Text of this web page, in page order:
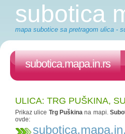
subotica
mapa subotice sa pretragom ulica -
subotica.mapa.in.rs
ULICA: TRG PUŠKINA,
Prikaz ulice Trg Puškina na mapi.
ovde: